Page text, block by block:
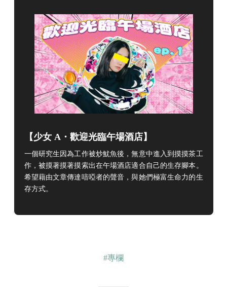
【少女 A・歡迎光臨午場酒店】
一個研究生因為工作被炒魷魚後，無意中進入到摸摸茶工
作，被摸著摸著摸索出在午場酒店適合自己的生存腳本。
希望藉由文章傳達喑啞者的聲音，與她們極富生命力的生
存方式。
#專欄